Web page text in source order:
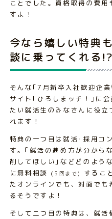
ことでした。資格取得の費
すよ！
今なら嬉しい特典
談に乗ってくれる!?
そんな｢7月新卒入社歓迎企
サイト｢ひろしまッチ！｣に
たい就活生のみなさんに役
れます！
特典の一つ目は就活･採用コ
す。｢就活の進め方が分から
削してほしい｣などどのよう
に無料相談
(5回まで)
するこ
たオンラインでも、対面で
るそうですよ！
そして二つ目の特典は、就